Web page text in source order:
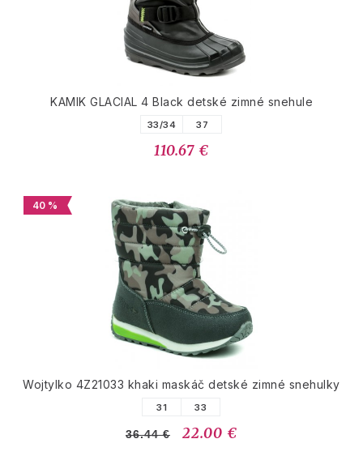
KAMIK GLACIAL 4 Black detské zimné snehule
33/34 37
110.67 €
40 %
Wojtylko 4Z21033 khaki maskáč detské zimné snehulky
31 33
36.44 € 22.00 €